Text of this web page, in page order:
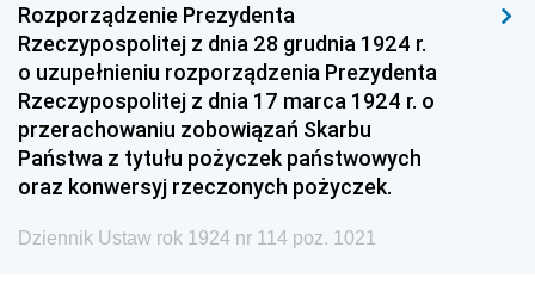
Rozporządzenie Prezydenta
Rzeczypospolitej z dnia 28 grudnia 1924 r.
o uzupełnieniu rozporządzenia Prezydenta
Rzeczypospolitej z dnia 17 marca 1924 r. o
przerachowaniu zobowiązań Skarbu
Państwa z tytułu pożyczek państwowych
oraz konwersyj rzeczonych pożyczek.
Dziennik Ustaw rok 1924 nr 114 poz. 1021